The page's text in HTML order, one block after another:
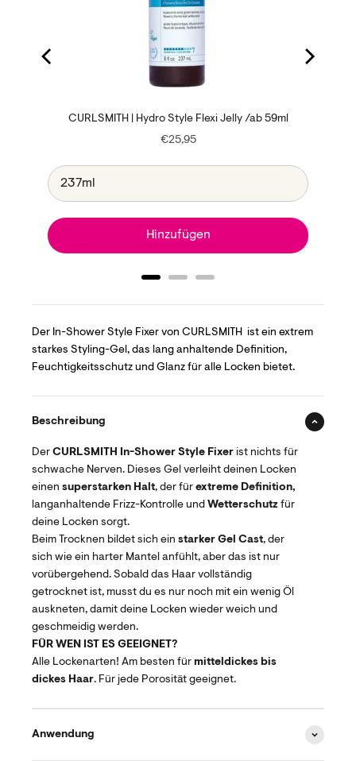
CURLSMITH | Hydro Style Flexi Jelly /ab 59ml
Price
€25,95
Hinzufügen
Der In-Shower Style Fixer von CURLSMITH ist ein extrem
starkes Styling-Gel, das lang anhaltende Definition,
Feuchtigkeitsschutz und Glanz für alle Locken bietet.
Beschreibung
Der CURLSMITH In-Shower Style Fixer ist nichts für
schwache Nerven. Dieses Gel verleiht deinen Locken
einen superstarken Halt, der für extreme Definition,
langanhaltende Frizz-Kontrolle und Wetterschutz für
deine Locken sorgt.
Beim Trocknen bildet sich ein starker Gel Cast, der
sich wie ein harter Mantel anfühlt, aber das ist nur
vorübergehend. Sobald das Haar vollständig
getrocknet ist, musst du es nur noch mit ein wenig Öl
auskneten, damit deine Locken wieder weich und
geschmeidig werden.
FÜR WEN IST ES GEEIGNET?
Alle Lockenarten! Am besten für mitteldickes bis
dickes Haar. Für jede Porosität geeignet.
Anwendung